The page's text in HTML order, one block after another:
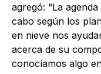
agregó: “La
cabo según los
en nieve nos
acerca de su
conocíamos algo